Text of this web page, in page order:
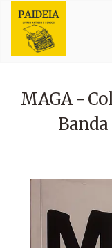
MAGA -
Banda